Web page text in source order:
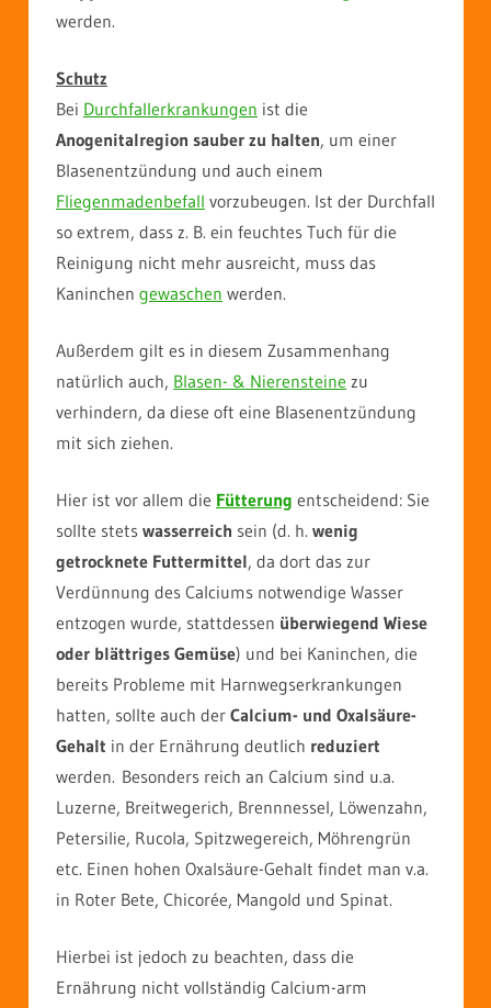
werden.
Schutz
Bei Durchfallerkrankungen ist die
Anogenitalregion sauber zu halten, um einer
Blasenentzündung und auch einem
Fliegenmadenbefall vorzubeugen. Ist der Durchfall
so extrem, dass z. B. ein feuchtes Tuch für die
Reinigung nicht mehr ausreicht, muss das
Kaninchen gewaschen werden.
Außerdem gilt es in diesem Zusammenhang
natürlich auch, Blasen- & Nierensteine zu
verhindern, da diese oft eine Blasenentzündung
mit sich ziehen.
Hier ist vor allem die Fütterung entscheidend: Sie
sollte stets wasserreich sein (d. h. wenig
getrocknete Futtermittel, da dort das zur
Verdünnung des Calciums notwendige Wasser
entzogen wurde, stattdessen überwiegend Wiese
oder blättriges Gemüse) und bei Kaninchen, die
bereits Probleme mit Harnwegserkrankungen
hatten, sollte auch der Calcium- und Oxalsäure-
Gehalt in der Ernährung deutlich reduziert
werden. Besonders reich an Calcium sind u.a.
Luzerne, Breitwegerich, Brennnessel, Löwenzahn,
Petersilie, Rucola, Spitzwegereich, Möhrengrün
etc. Einen hohen Oxalsäure-Gehalt findet man v.a.
in Roter Bete, Chicorée, Mangold und Spinat.
Hierbei ist jedoch zu beachten, dass die
Ernährung nicht vollständig Calcium-arm